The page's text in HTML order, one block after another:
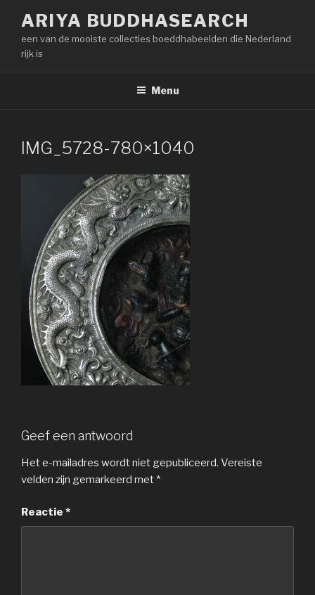
inhoud
springen
ARIYA BUDDHASEARCH
een van de mooiste collecties boeddhabeelden die Nederland
rijk is
Menu
IMG_5728-780×1040
Geef een antwoord
Het e-mailadres wordt niet gepubliceerd. Vereiste
velden zijn gemarkeerd met *
Reactie *